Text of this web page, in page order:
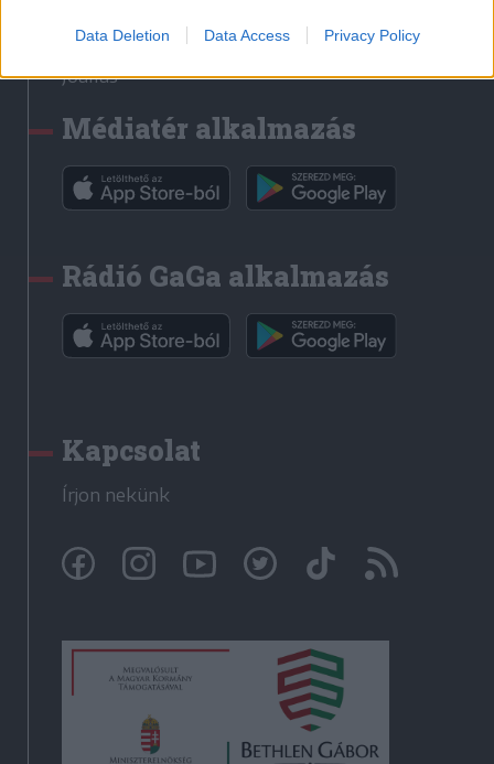
Data Deletion Data Access Privacy Policy
Rádió GaGa
Jóállás
Médiatér alkalmazás
Rádió GaGa alkalmazás
Kapcsolat
Írjon nekünk